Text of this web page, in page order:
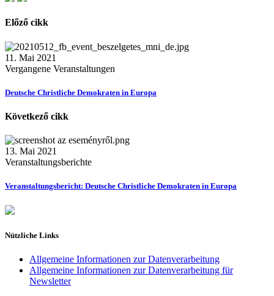
Előző cikk
11. Mai 2021
Vergangene Veranstaltungen
Deutsche Christliche Demokraten in Europa
Következő cikk
13. Mai 2021
Veranstaltungsberichte
Veranstaltungsbericht: Deutsche Christliche Demokraten in Europa
Nützliche Links
Allgemeine Informationen zur Datenverarbeitung
Allgemeine Informationen zur Datenverarbeitung für
Newsletter